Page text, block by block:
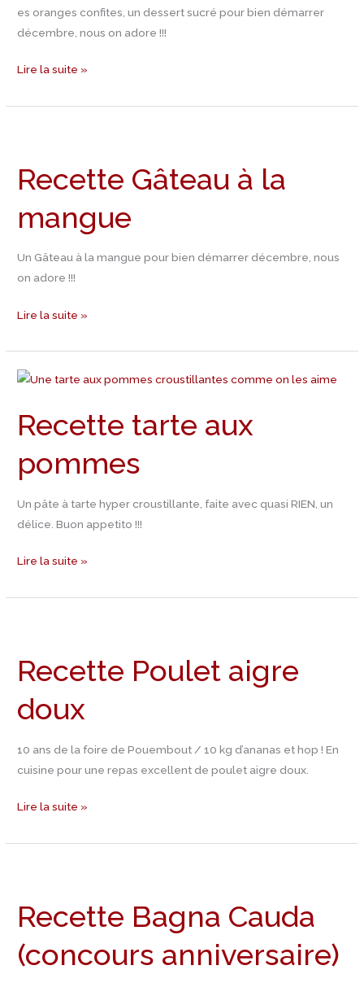
es oranges confites, un dessert sucré pour bien démarrer
décembre, nous on adore !!!
Lire la suite »
Recette Gâteau à la
mangue
Un Gâteau à la mangue pour bien démarrer décembre, nous
on adore !!!
à
la
mangue
Lire la suite »
Recette tarte aux
pommes
Un pâte à tarte hyper croustillante, faite avec quasi RIEN, un
délice. Buon appetito !!!
Recette
aux
pommes
Lire la suite »
Recette Poulet aigre
doux
10 ans de la foire de Pouembout / 10 kg d’ananas et hop ! En
cuisine pour une repas excellent de poulet aigre doux.
aigre
doux
Lire la suite »
Recette Bagna Cauda
(concours anniversaire)
Cauda
(concours
anniversaire)